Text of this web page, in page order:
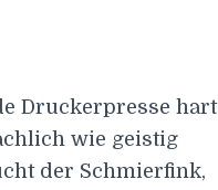
Druckerpresse hart
wie geistig
der Schmierfink,